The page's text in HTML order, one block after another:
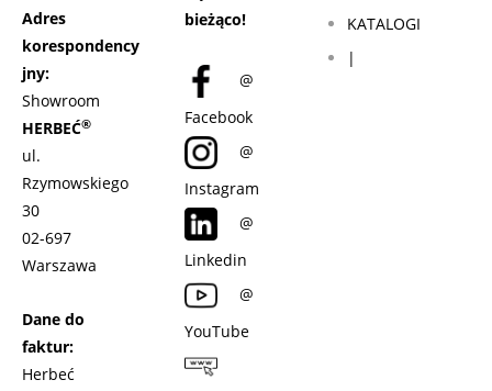
Adres
korespondency
jny:
Showroom
HERBEĆ®
ul.
Rzymowskiego
30
02-697
Warszawa
Dane do
faktur:
Herbeć
bieżąco!
@
Facebook
@
Instagram
@
Linkedin
@
YouTube
KATALOGI
|